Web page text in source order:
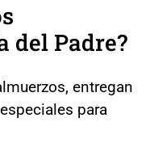
del Padre?
entregan
para